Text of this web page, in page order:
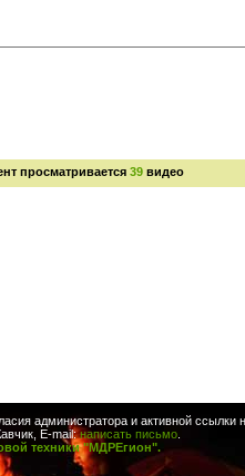
просматривается 39видео
администратора и активной ссылки
E-mail:написать письмо
техники "МДРЕгион".